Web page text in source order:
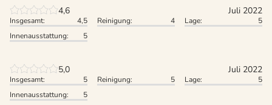
4,6 Juli 2022
Insgesamt: 4,5 Reinigung: 4 Lage:
5
Innenausstattung:
5
5,0 Juli 2022
Insgesamt: 5 Reinigung: 5 Lage:
5
Innenausstattung:
5